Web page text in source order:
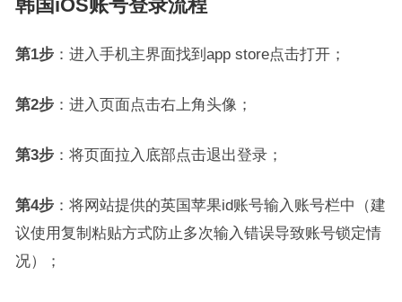
韩国iOS账号登录流程
第1步：进入手机主界面找到app store点击打开；
第2步：进入页面点击右上角头像；
第3步：将页面拉入底部点击退出登录；
第4步：将网站提供的英国苹果id账号输入账号栏中（建
议使用复制粘贴方式防止多次输入错误导致账号锁定情
况）；